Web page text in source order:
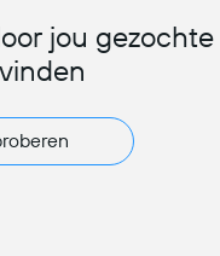
jou